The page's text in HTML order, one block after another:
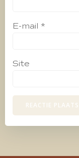
E-mail *
Site